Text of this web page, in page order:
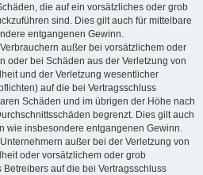
die auf ein vorsätzliches oder grob
sind. Dies gilt auch für mittelbare
entgangenen Gewinn.
außer bei vorsätzlichem oder
oder bei Schäden aus der Verletzung von
und der Verletzung wesentlicher
auf die bei Vertragsschluss
Schäden und im übrigen der Höhe nach
begrenzt. Dies gilt auch
wie insbesondere entgangenen Gewinn.
außer bei der Verletzung von
oder vorsätzlichem oder grob
auf die bei Vertragsschluss